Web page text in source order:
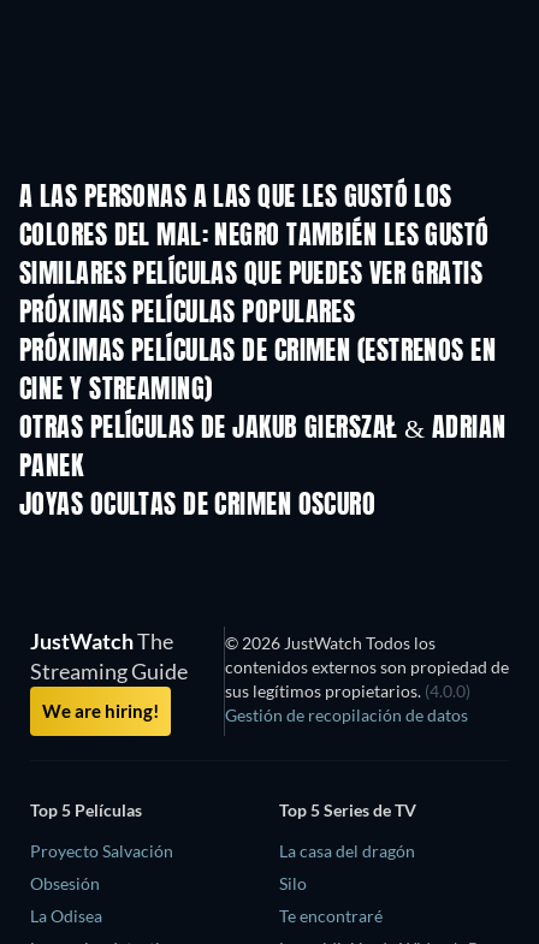
A LAS PERSONAS A LAS QUE LES GUSTÓ LOS
COLORES DEL MAL: NEGRO TAMBIÉN LES GUSTÓ
SIMILARES PELÍCULAS QUE PUEDES VER GRATIS
PRÓXIMAS PELÍCULAS POPULARES
PRÓXIMAS PELÍCULAS DE CRIMEN (ESTRENOS EN
CINE Y STREAMING)
OTRAS PELÍCULAS DE JAKUB GIERSZAŁ & ADRIAN
PANEK
JOYAS OCULTAS DE CRIMEN OSCURO
JustWatchThe
Streaming Guide
We are hiring!
© 2026 JustWatch Todos los
contenidos externos son propiedad de
sus legítimos propietarios. (4.0.0)
Gestión de recopilación de datos
Top 5 Películas
Proyecto Salvación
Obsesión
La Odisea
Top 5 Series de TV
La casa del dragón
Silo
Te encontraré